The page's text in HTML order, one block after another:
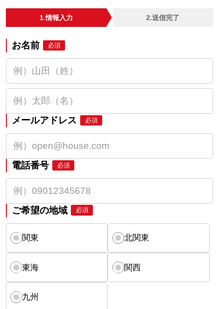
1.情報入力 2.送信完了
お名前 必須
メールアドレス 必須
電話番号 必須
ご希望の地域 必須
関東 北関東
東海 関西
九州